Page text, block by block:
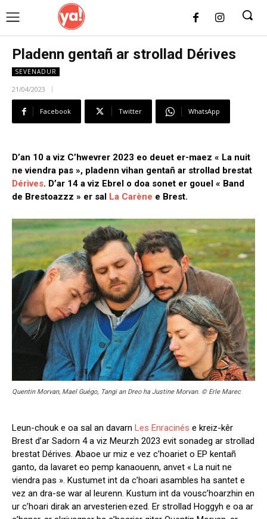
Pladenn gentañ ar strollad Dérives
SEVENADUR
21/04/2023
Facebook Twitter WhatsApp
D’an 10 a viz C’hwevrer 2023 eo deuet er-maez « La nuit
ne viendra pas », pladenn vihan gentañ ar strollad brestat
Dérives. D’ar 14 a viz Ebrel o doa sonet er gouel « Band
de Brestoazzz » er sal La Carène e Brest.
Quentin Morvan, Mael Guégo, Tangi an Dreo ha Justine Morvan. © Erle Marec
Leun-chouk e oa sal an davarn Les Enracinés e kreiz-kêr
Brest d’ar Sadorn 4 a viz Meurzh 2023 evit sonadeg ar strollad
brestat Dérives. Abaoe ur miz e vez c’hoariet o EP kentañ
ganto, da lavaret eo pemp kanaouenn, anvet « La nuit ne
viendra pas ». Kustumet int da c’hoari asambles ha santet e
vez an dra-se war al leurenn. Kustum int da vousc’hoarzhin en
ur c’hoari dirak an arvesterien·ezed. Er strollad Hoggyh e oa ar